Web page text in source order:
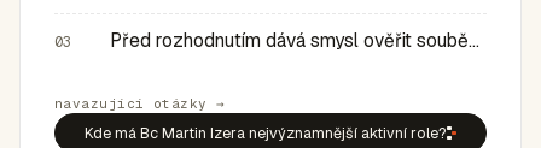
03 Před rozhodnutím dává smysl ověřit souběh rolí, historic…
navazující otázky →
Kde má Bc Martin Izera nejvýznamnější aktivní role?